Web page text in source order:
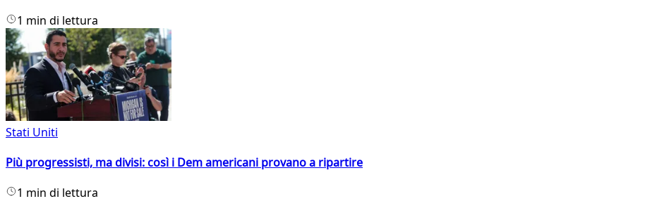
1 min di lettura
Stati Uniti
Più progressisti, ma divisi: così i Dem americani provano a ripartire
1 min di lettura